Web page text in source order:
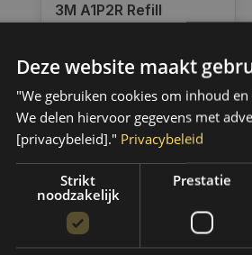
3M A1P2R Refill
Op voorraad
Op voorraad verzending
binnen 1 a 2 werkdagen.
Boven de 50,- gratis
verzending. (NL & BE)
€252,50
Vergelijk
Deze website maakt
"We gebruiken cookies om inhoud
We delen hiervoor gegevens met
[privacybeleid]." Privacybeleid
Strikt
noodzakelijk
Prestatie